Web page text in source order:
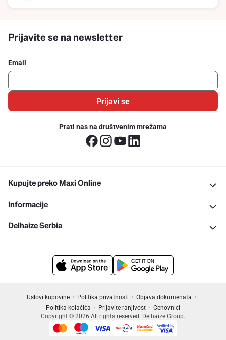
Prijavite se na newsletter
Email
Prijavi se
Prati nas na društvenim mrežama
Kupujte preko Maxi Online
Informacije
Delhaize Serbia
Uslovi kupovine Politika privatnosti
Objava dokumenata
Politika kolačića
Prijavite ranjivost
Cenovnici
Copyright © 2026 All rights reserved. Delhaize Group.